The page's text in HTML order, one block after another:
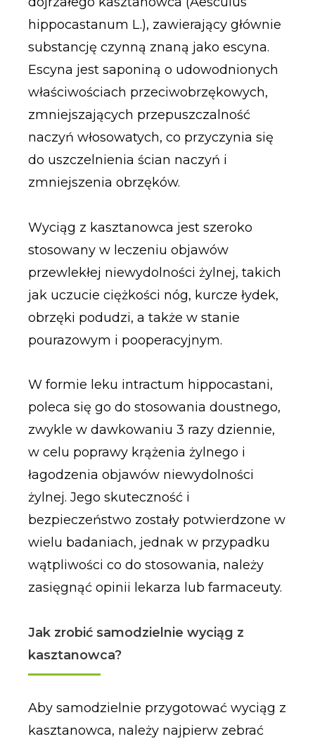
hippocastanum L.), zawierający głównie
substancję czynną znaną jako escyna.
Escyna jest saponiną o udowodnionych
właściwościach przeciwobrzękowych,
zmniejszających przepuszczalność
naczyń włosowatych, co przyczynia się
do uszczelnienia ścian naczyń i
zmniejszenia obrzęków.
Wyciąg z kasztanowca jest szeroko
stosowany w leczeniu objawów
przewlekłej niewydolności żylnej, takich
jak uczucie ciężkości nóg, kurcze łydek,
obrzęki podudzi, a także w stanie
pourazowym i pooperacyjnym.
W formie leku intractum hippocastani,
poleca się go do stosowania doustnego,
zwykle w dawkowaniu 3 razy dziennie,
w celu poprawy krążenia żylnego i
łagodzenia objawów niewydolności
żylnej. Jego skuteczność i
bezpieczeństwo zostały potwierdzone w
wielu badaniach, jednak w przypadku
wątpliwości co do stosowania, należy
zasięgnąć opinii lekarza lub farmaceuty.
Jak zrobić samodzielnie wyciąg z
kasztanowca?
Aby samodzielnie przygotować wyciąg z
kasztanowca, należy najpierw zebrać